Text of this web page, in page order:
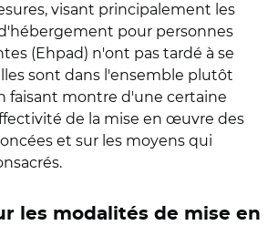
visant principalement les
pour personnes
(Ehpad) n'ont pas tardé à se
sont dans l'ensemble plutôt
faisant montre d'une certaine
de la mise en œuvre des
et sur les moyens qui
les modalités de mise en